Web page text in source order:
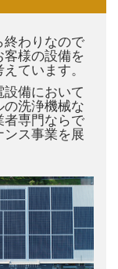
わりなので
様の設備を
ています。
備において
洗浄機械な
者専門ならで
ス事業を展